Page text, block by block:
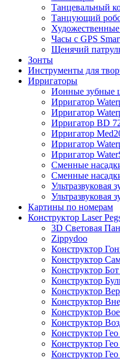
Танцевальный
Танцующий
Часы с GPS
Щенячий
Зонты
Инструменты для
Ирригаторы
Ионные зубные
Ирригатор
Ирригатор
Ирригатор BD
Ирригатор
Ирригатор
Ирригатор
Сменные
Сменные
Ультразвуковая
Ультразвуковая
Картины по номерам
Конструктор Laser
3D Световая
Zippydoo
Конструктор
Конструктор
Конструктор
Конструктор
Конструктор
Конструктор
Конструктор
Конструктор
Конструктор
Конструктор
Конструктор